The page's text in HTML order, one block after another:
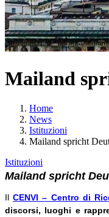
Mailand
Home
News
Istituzioni
Mailand spricht
Istituzioni
Mailand spricht
IlCENVI – Centro di
discorsi, luoghi e